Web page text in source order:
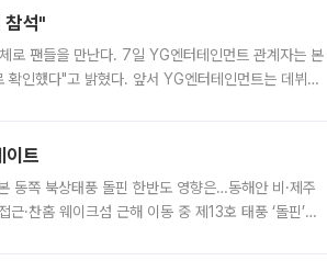
참석"
로 팬들을 만난다. 7일 YG엔터테인먼트 관계자는 본
인했다"고 밝혔다. 앞서 YG엔터테인먼트는 데뷔
이트
동쪽 북상태풍 돌핀 한반도 영향은…동해안 비·제주
·찬홈 웨이크섬 근해 이동 중 제13호 태풍 ‘돌핀’이